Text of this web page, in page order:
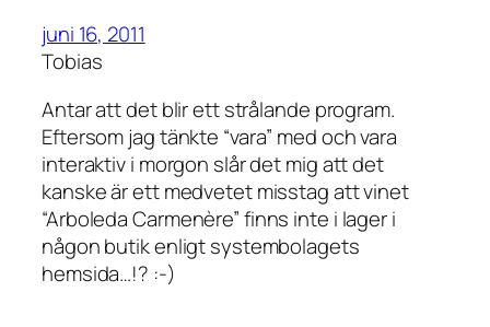
juni 16, 2011
Tobias
Antar att det blir ett strålande program.
Eftersom jag tänkte “vara” med och vara
interaktiv i morgon slår det mig att det
kanske är ett medvetet misstag att vinet
“Arboleda Carmenère” finns inte i lager i
någon butik enligt systembolagets
hemsida…!? :-)